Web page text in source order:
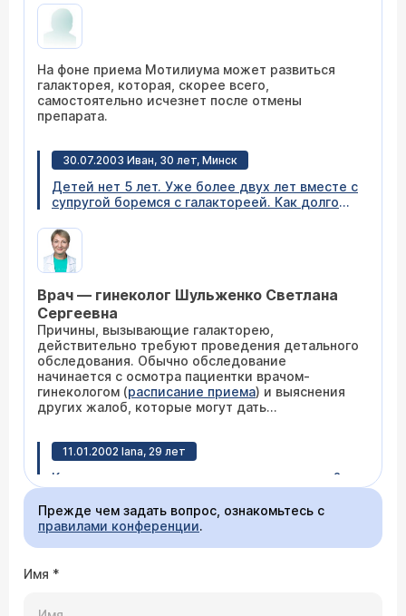
пожалуйста, пройдет ли этот побочный
эффект сам по себе или нужна консультация
эндокринолога и можно ли заменить
хронического гастрита и эзофагита
На фоне приема Мотилиума может развиться
галакторея, которая, скорее всего,
самостоятельно исчезнет после отмены
препарата.
30.07.2003 Иван, 30 лет, Минск
Детей нет 5 лет. Уже более двух лет вместе с
супругой боремся с галактореей. Как долго
начать полное обследование нашей пары, так
как беременность имела место два раза и
прерывалась ровно через месяц после
Врач — гинеколог Шульженко Светлана
Сергеевна
Причины, вызывающие галакторею,
действительно требуют проведения детального
обследования. Обычно обследование
начинается с осмотра пациентки врачом-
гинекологом (
расписание приема) и выяснения
других жалоб, которые могут дать
аденому гипофиза может назначаться
приема), проведениерентгенологических
резонансная томография. Также может
назначаться исследования уровня гормонов, в
частности,пролактина. В комплекс
исследование
выявлении причины галактореи проводится ее
11.01.2002 lana, 29 лет
Как галакторея может повлиять на зачатие?
Врач — лаборант Кутенко Ольга
Прежде чем задать вопрос, ознакомьтесь с
правилами конференции.
Имя *